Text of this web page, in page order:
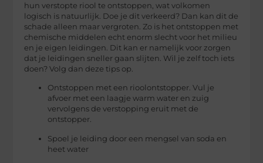
hun verstopte riool te ontstoppen, wat volkomen
logisch is natuurlijk. Doe je dit verkeerd? Dan kan dit de
schade alleen maar vergroten. Zo is het ontstoppen met
chemische middelen echt enorm slecht voor het milieu
en je eigen leidingen. Dit kan er namelijk voor zorgen
dat je leidingen sneller gaan slijten. Wil je zelf toch iets
doen? Volg dan deze tips op.
Ontstoppen met een rioolontstopper. Vul je
afvoer met een laagje warm water en zuig
vervolgens de verstopping eruit met de
ontstopper.
Spoel je leiding door een mengsel van soda en
heet water